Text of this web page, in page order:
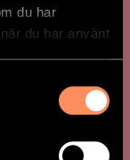
du har
du har använt